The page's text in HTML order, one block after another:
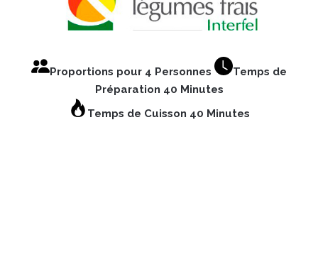
Proportions pour 4 Personnes
Temps de
Préparation 40 Minutes
Temps de Cuisson 40 Minutes